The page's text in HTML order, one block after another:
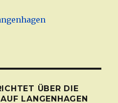
ÜBER DIE
LANGENHAGEN